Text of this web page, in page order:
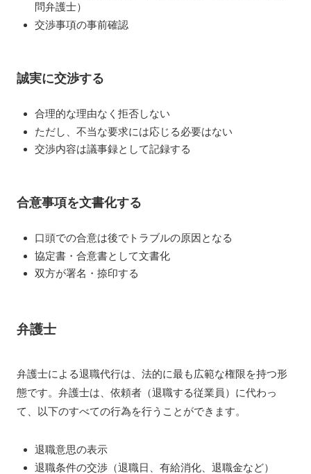
問弁護士）
交渉事項の事前確認
誠実に交渉する
合理的な理由なく拒否しない
ただし、不当な要求には応じる必要はない
交渉内容は議事録として記録する
合意事項を文書化する
口頭での合意は後でトラブルの原因となる
協定書・合意書として文書化
双方が署名・捺印する
弁護士
弁護士による退職代行は、法的に最も広範な権限を持つ形
態です。弁護士は、依頼者（退職する従業員）に代わっ
て、以下のすべての行為を行うことができます。
退職意思の表示
退職条件の交渉（退職日、有給消化、退職金など）